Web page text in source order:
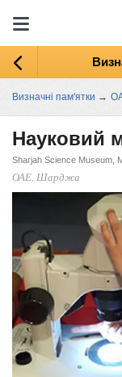
Визначні пам'ятки →
Науковий
Sharjah Science Museum,
ОАЕ, Шарджа